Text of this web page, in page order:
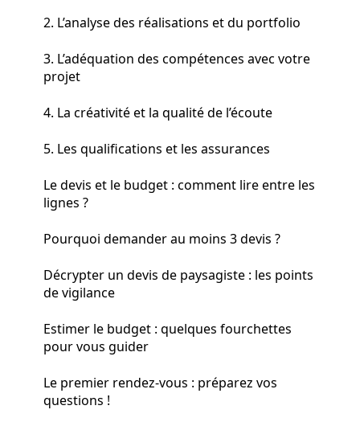
2. L’analyse des réalisations et du portfolio
3. L’adéquation des compétences avec votre
projet
4. La créativité et la qualité de l’écoute
5. Les qualifications et les assurances
Le devis et le budget : comment lire entre les
lignes ?
Pourquoi demander au moins 3 devis ?
Décrypter un devis de paysagiste : les points
de vigilance
Estimer le budget : quelques fourchettes
pour vous guider
Le premier rendez-vous : préparez vos
questions !